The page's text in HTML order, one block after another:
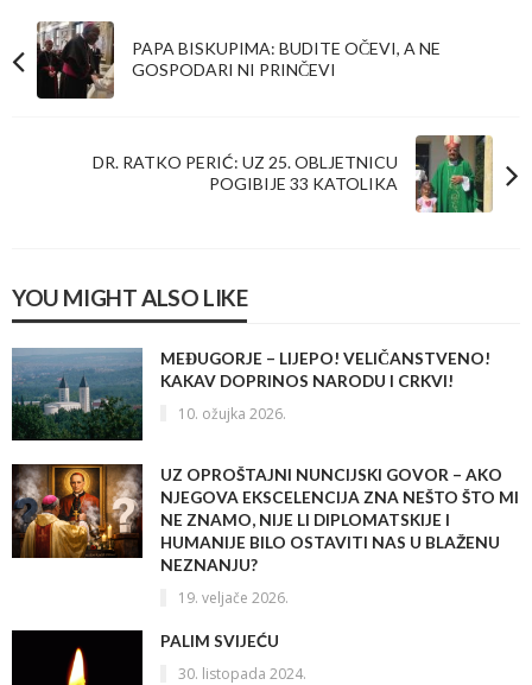
PAPA BISKUPIMA: BUDITE OČEVI, A NE
GOSPODARI NI PRINČEVI
DR. RATKO PERIĆ: UZ 25. OBLJETNICU
POGIBIJE 33 KATOLIKA
YOU MIGHT ALSO LIKE
MEĐUGORJE – LIJEPO! VELIČANSTVENO!
KAKAV DOPRINOS NARODU I CRKVI!
10. ožujka 2026.
UZ OPROŠTAJNI NUNCIJSKI GOVOR – AKO
NJEGOVA EKSCELENCIJA ZNA NEŠTO ŠTO MI
NE ZNAMO, NIJE LI DIPLOMATSKIJE I
HUMANIJE BILO OSTAVITI NAS U BLAŽENU
NEZNANJU?
19. veljače 2026.
PALIM SVIJEĆU
30. listopada 2024.